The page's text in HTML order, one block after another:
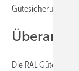
Gütesicherung nun
Die RAL